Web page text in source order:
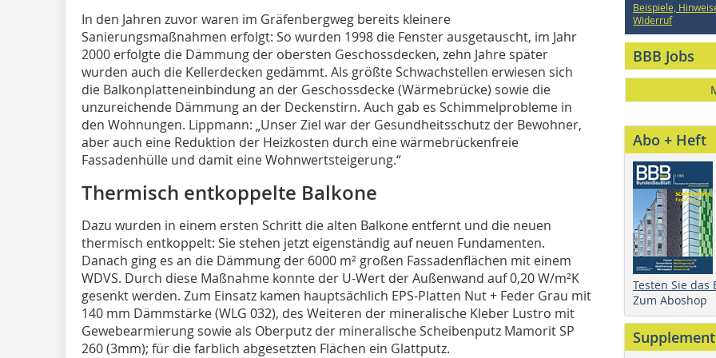
In den Jahren zuvor waren im Gräfenbergweg bereits kleinere
Sanierungsmaßnahmen erfolgt: So wurden 1998 die Fenster ausgetauscht, im Jahr
2000 erfolgte die Dämmung der obersten Geschossdecken, zehn Jahre später
wurden auch die Kellerdecken ge­­dämmt. Als größte Schwachstellen erwiesen sich
die Balkonplatteneinbindung an der Geschossdecke (Wärmebrücke) sowie die
unzureichende Dämmung an der Deckenstirn. Auch gab es Schimmelprobleme in
den Wohnungen. Lippmann: „Unser Ziel war der Gesundheitsschutz der Bewohner,
aber auch eine Reduktion der Heizkosten durch eine wärmebrückenfreie
Fassadenhülle und damit eine Wohnwertsteigerung.“
Thermisch entkoppelte Balkone
Dazu wurden in einem ersten Schritt die alten Balkone entfernt und die neuen
thermisch entkoppelt: Sie stehen jetzt eigenständig auf neuen Fundamenten.
Danach ging es an die Dämmung der 6000 m² großen Fassadenflächen mit einem
WDVS. Durch diese Maßnahme konnte der U-Wert der Außenwand auf 0,20 W/m²K
gesenkt werden. Zum Einsatz kamen hauptsächlich EPS-Platten Nut + Feder Grau mit
140 mm Dämmstärke (WLG 032), des Weiteren der mineralische Kleber Lustro mit
Gewebearmierung sowie als Oberputz der mineralische Scheibenputz Mamorit SP
260 (3mm); für die farblich abgesetzten Flächen ein Glattputz.
Beispiele,
Widerruf
BBB Jobs
Abo + Heft
Testen Sie das
Zum Aboshop
Supplement